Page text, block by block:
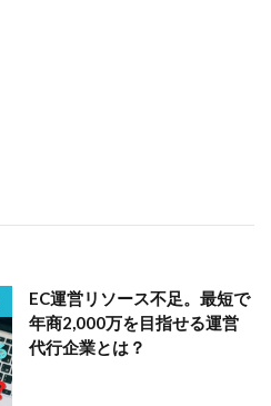
EC運営リソース不足。最短で
年商2,000万を目指せる運営
代行企業とは？